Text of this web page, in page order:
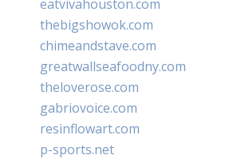
eatvivahouston.com
thebigshowok.com
chimeandstave.com
greatwallseafoodny.com
theloverose.com
gabriovoice.com
resinflowart.com
p-sports.net